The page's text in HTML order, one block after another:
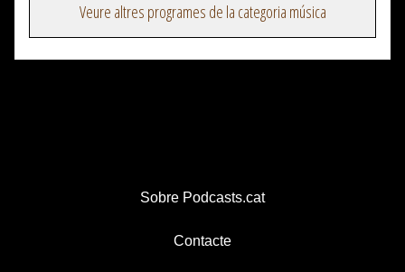
Veure altres programes de la categoria música
Sobre Podcasts.cat
Contacte